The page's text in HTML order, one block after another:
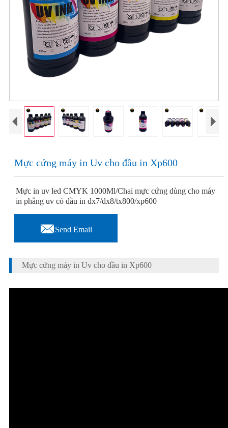
Mực cứng máy in Uv cho đầu in Xp600
Mực in uv led CMYK 1000Ml/Chai mực cứng dùng cho máy
in phẳng uv có đầu in dx7/dx8/tx800/xp600
Send Email
Mực cứng máy in Uv cho đầu in Xp600